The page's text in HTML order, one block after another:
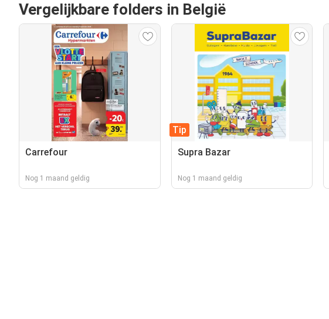
Vergelijkbare folders in België
Carrefour
Nog 1 maand geldig
Tip
Supra Bazar
Nog 1 maand geldig